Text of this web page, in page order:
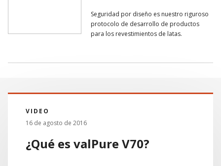
Seguridad por diseño es nuestro riguroso
protocolo de desarrollo de productos
para los revestimientos de latas.
VIDEO
16 de agosto de 2016
¿Qué es valPure V70?